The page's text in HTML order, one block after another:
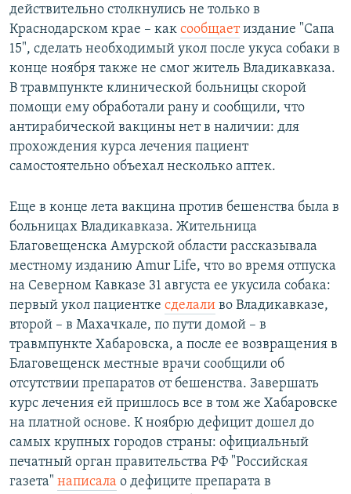
действительно столкнулись не только в
Краснодарском крае – как сообщаетиздание "Сапа
15", сделать необходимый укол после укуса собаки в
конце ноября также не смог житель Владикавказа.
В травмпункте клинической больницы скорой
помощи ему обработали рану и сообщили, что
антирабической вакцины нет в наличии: для
прохождения курса лечения пациент
самостоятельно объехал несколько аптек.
Еще в конце лета вакцина против бешенства была в
больницах Владикавказа. Жительница
Благовещенска Амурской области рассказывала
местному изданию Amur Life, что во время отпуска
на Северном Кавказе 31 августа ее укусила собака:
первый укол пациентке сделали во Владикавказе,
второй – в Махачкале, по пути домой – в
травмпункте Хабаровска, а после ее возвращения в
Благовещенск местные врачи сообщили об
отсутствии препаратов от бешенства. Завершать
курс лечения ей пришлось все в том же Хабаровске
на платной основе. К ноябрю дефицит дошел до
самых крупных городов страны: официальный
печатный орган правительства РФ "Российская
газета" написала о дефиците препарата в